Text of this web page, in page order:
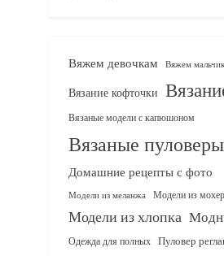
Вяжем девочкам Вяжем
Вязание кофточки
Вязаные модели с капюшоном
Вязаные пуловеры
Домашние рецепты с фото
Модели из меланжа Модели из
Модели из хлопка
Одежда для полных Пуловер